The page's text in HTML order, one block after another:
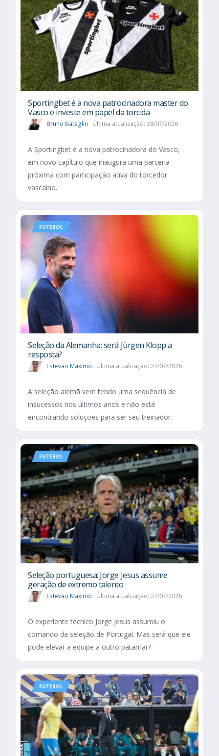
Sportingbet é a nova patrocinadora master do
Vasco e investe em papel da torcida
Bruno Bataglin Última atualização: 28/07/2026
A Sportingbet é a nova patrocinadora do Vasco,
em novo capítulo que inaugura uma parceria
próxima com participação ativa do torcedor
vascaíno.
FUTEBOL
Seleção da Alemanha: será Jürgen Klopp a
resposta?
Estevão Maximo Última atualização: 27/07/2026
A seleção alemã vem tendo uma sequência de
insucessos nos últimos anos e não está
encontrando soluções para ser seu treinador.
FUTEBOL
Seleção portuguesa: Jorge Jesus assume
geração de extremo talento
Estevão Maximo Última atualização: 27/07/2026
O experiente técnico Jorge Jesus assumiu o
comando da seleção de Portugal. Mas será que ele
pode elevar a equipe a outro patamar?
FUTEBOL